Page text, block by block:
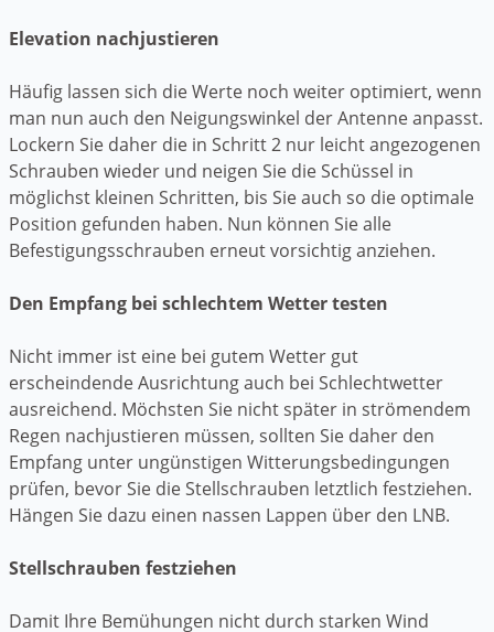
Elevation nachjustieren
Häufig lassen sich die Werte noch weiter optimiert, wenn
man nun auch den Neigungswinkel der Antenne anpasst.
Lockern Sie daher die in Schritt 2 nur leicht angezogenen
Schrauben wieder und neigen Sie die Schüssel in
möglichst kleinen Schritten, bis Sie auch so die optimale
Position gefunden haben. Nun können Sie alle
Befestigungsschrauben erneut vorsichtig anziehen.
Den Empfang bei schlechtem Wetter testen
Nicht immer ist eine bei gutem Wetter gut
erscheindende Ausrichtung auch bei Schlechtwetter
ausreichend. Möchsten Sie nicht später in strömendem
Regen nachjustieren müssen, sollten Sie daher den
Empfang unter ungünstigen Witterungsbedingungen
prüfen, bevor Sie die Stellschrauben letztlich festziehen.
Hängen Sie dazu einen nassen Lappen über den LNB.
Stellschrauben festziehen
Damit Ihre Bemühungen nicht durch starken Wind